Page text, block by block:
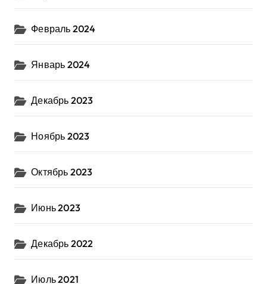
Февраль 2024
Январь 2024
Декабрь 2023
Ноябрь 2023
Октябрь 2023
Июнь 2023
Декабрь 2022
Июль 2021